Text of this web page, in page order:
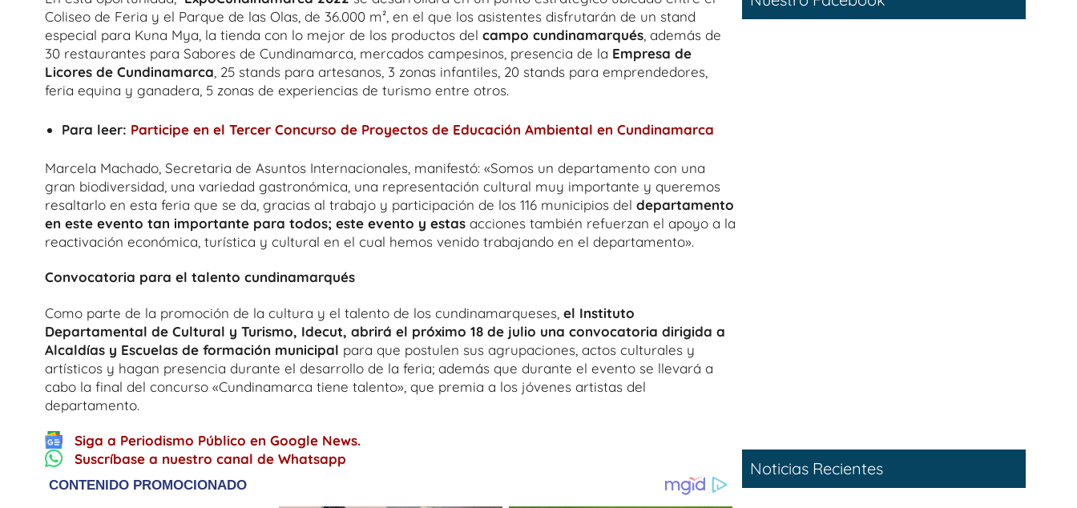
Coliseo de Feria y el Parque de las Olas, de 36.000 m², en el que los asistentes disfrutarán de un stand
especial para Kuna Mya, la tienda con lo mejor de los productos del campo cundinamarqués , además de
30 restaurantes para Sabores de Cundinamarca, mercados campesinos, presencia de la Empresa de
Licores de Cundinamarca , 25 stands para artesanos, 3 zonas infantiles, 20 stands para emprendedores,
feria equina y ganadera, 5 zonas de experiencias de turismo entre otros.
Para leer: Participe en el Tercer Concurso de Proyectos de Educación Ambiental en Cundinamarca
Marcela Machado, Secretaria de Asuntos Internacionales, manifestó: «Somos un departamento con una
gran biodiversidad, una variedad gastronómica, una representación cultural muy importante y queremos
resaltarlo en esta feria que se da, gracias al trabajo y participación de los 116 municipios del departamento
en este evento tan importante para todos; este evento y estas acciones también refuerzan el apoyo a la
reactivación económica, turística y cultural en el cual hemos venido trabajando en el departamento».
Convocatoria para el talento cundinamarqués
Como parte de la promoción de la cultura y el talento de los cundinamarqueses, el Instituto
Departamental de Cultural y Turismo, Idecut, abrirá el próximo 18 de julio una convocatoria dirigida a
Alcaldías y Escuelas de formación municipal para que postulen sus agrupaciones, actos culturales y
artísticos y hagan presencia durante el desarrollo de la feria; además que durante el evento se llevará a
cabo la final del concurso «Cundinamarca tiene talento», que premia a los jóvenes artistas del
departamento.
Siga a Periodismo Público en Google News.
Suscríbase a nuestro canal de Whatsapp
Noticias Recientes